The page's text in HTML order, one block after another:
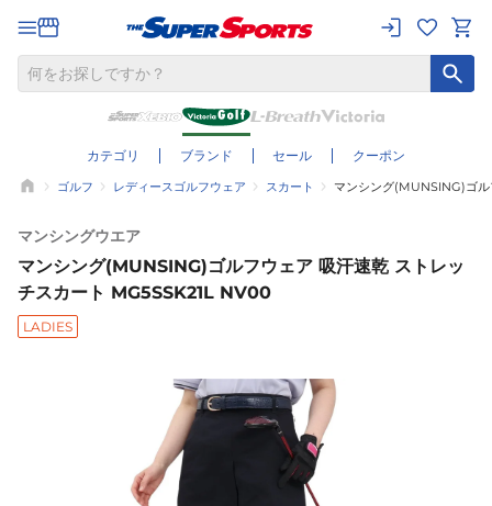
カテゴリ ブランド セール クーポン
ゴルフ レディースゴルフウェア スカート マンシング(MUNSING)ゴ
マンシングウエア
マンシング(MUNSING)ゴルフウェア 吸汗速乾 ストレッ
チスカート MG5SSK21L NV00
LADIES